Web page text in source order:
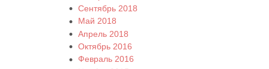
Сентябрь 2018
Май 2018
Апрель 2018
Октябрь 2016
Февраль 2016